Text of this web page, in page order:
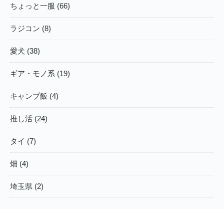
ちょっと一服 (66)
ラジコン (8)
愛犬 (38)
ギア・モノ系 (19)
キャンプ飯 (4)
推し活 (24)
タイ (7)
畑 (4)
埼玉県 (2)